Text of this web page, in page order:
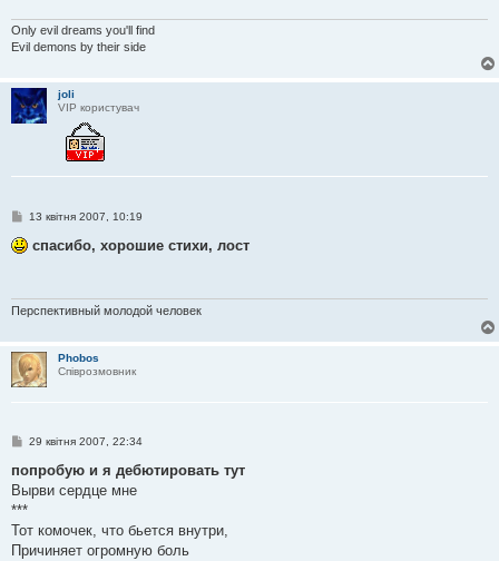
Only evil dreams you'll find
Evil demons by their side
joli
VIP користувач
П
в
і
л
я
13 квітня 2007, 10:19
спасибо, хорошие стихи, лост
Перспективный молодой человек
Phobos
Співрозмовник
П
в
д
о
л
е
29 квітня 2007, 22:34
попробую и я дебютировать тут
Вырви сердце мне
***
Тот комочек, что бьется внутри,
Причиняет огромную боль